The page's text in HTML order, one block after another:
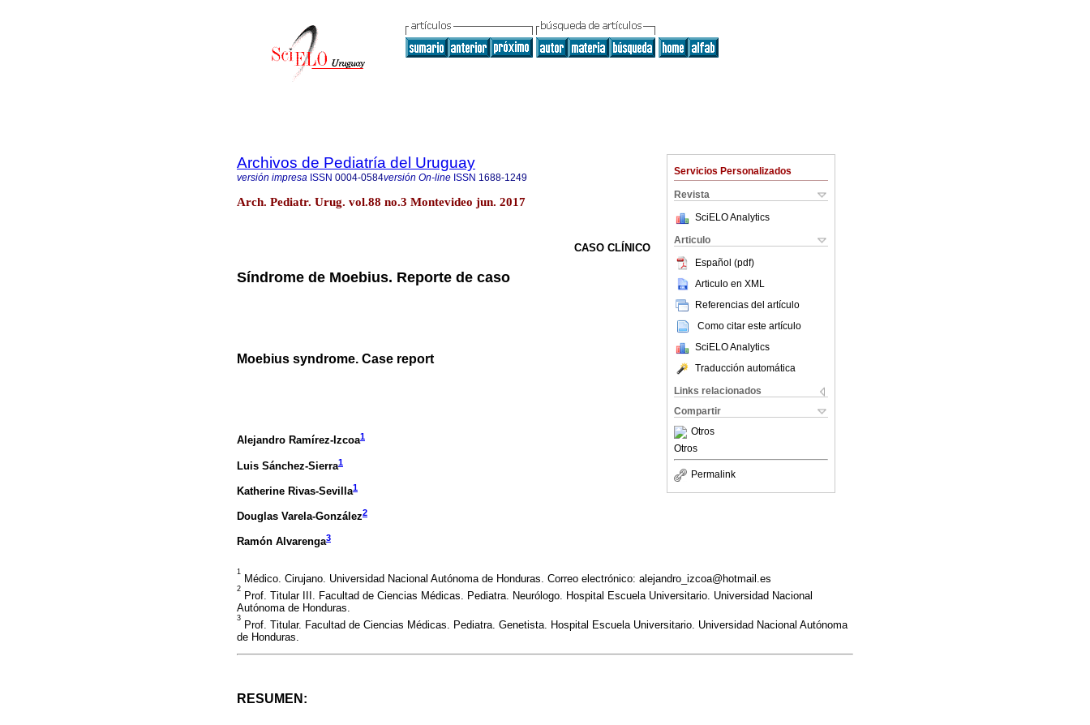
Servicios Personalizados
Revista
SciELO Analytics
Articulo
Español (pdf)
Articulo en XML
Referencias del artículo
Como citar este artículo
SciELO Analytics
Traducción automática
Links relacionados
Compartir
Otros
Otros
Permalink
Archivos de Pediatría del Uruguay
versión impresa ISSN 0004-0584versión On-line ISSN 1688-1249
Arch. Pediatr. Urug. vol.88 no.3 Montevideo jun. 2017
CASO CLÍNICO
Síndrome de Moebius. Reporte de caso
Moebius syndrome. Case report
Alejandro Ramírez-Izcoa1
Luis Sánchez-Sierra1
Katherine Rivas-Sevilla1
Douglas Varela-González2
Ramón Alvarenga3
1
Médico. Cirujano. Universidad Nacional Autónoma de Honduras. Correo electrónico: alejandro_izcoa@hotmail.es
2
Prof. Titular III. Facultad de Ciencias Médicas. Pediatra. Neurólogo. Hospital Escuela Universitario. Universidad Nacional
Autónoma de Honduras.
3
Prof. Titular. Facultad de Ciencias Médicas. Pediatra. Genetista. Hospital Escuela Universitario. Universidad Nacional Autónoma
de Honduras.
RESUMEN: